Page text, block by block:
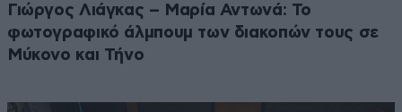
Γιώργος Λιάγκας – Μαρία Αντωνά: Το
φωτογραφικό άλμπουμ των διακοπών τους σε
Μύκονο και Τήνο